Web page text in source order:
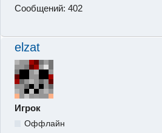
Сообщений: 402
elzat
Игрок
Оффлайн